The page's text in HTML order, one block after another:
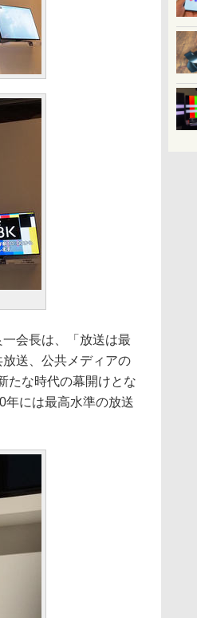
会長は、「放送は最
送、公共メディアの
たな時代の幕開けとな
年には最高水準の放送